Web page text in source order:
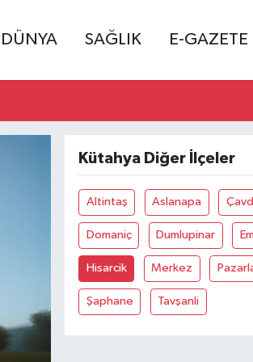
DÜNYA SAĞLIK E-GAZETE
Kütahya Diğer İlçeler
Altintaş Aslanapa
Domaniç Dumlupinar
Hisarcik Merkez
Şaphane Tavşanli